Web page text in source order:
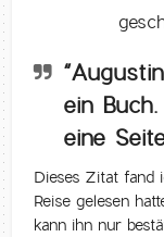
ein
eine
Dieses Zitat fand
Reise gelesen
kann ihn nur